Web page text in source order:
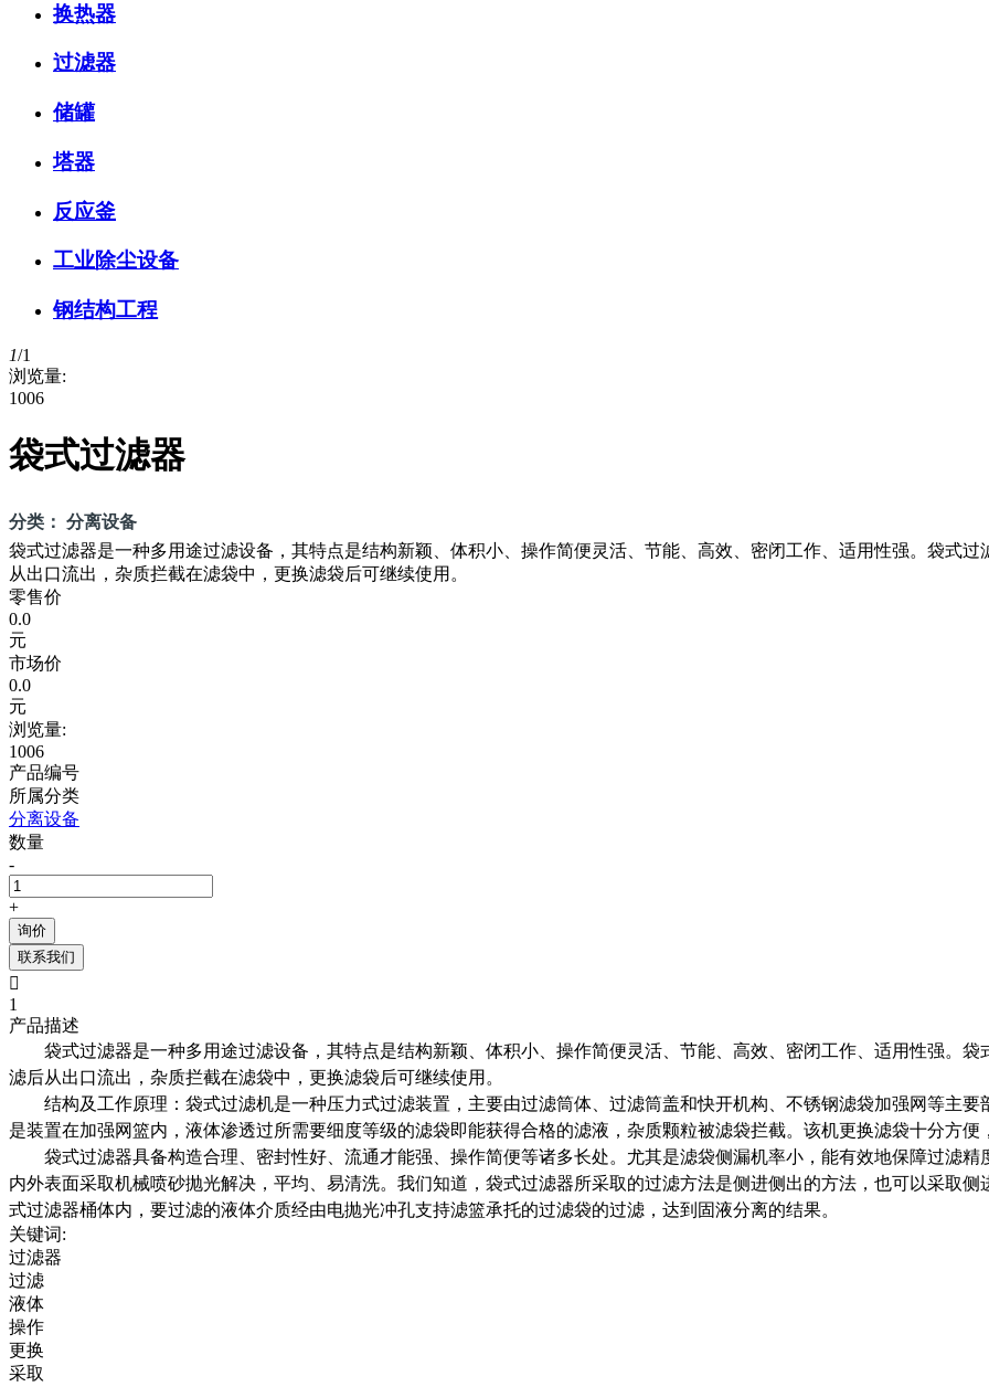
换热器
过滤器
储罐
塔器
反应釜
工业除尘设备
钢结构工程
1/1
浏览量:
1006
袋式过滤器
分类： 分离设备
袋式过滤器是一种多用途过滤设备，其特点是结构新颖、体积小、操作简便灵活、节能、高效、密闭工作、适用性强。袋式
从出口流出，杂质拦截在滤袋中，更换滤袋后可继续使用。
零售价
0.0
元
市场价
0.0
元
浏览量:
1006
产品编号
所属分类
分离设备
数量
-
+
询价
联系我们

1
产品描述
袋式过滤器是一种多用途过滤设备，其特点是结构新颖、体积小、操作简便灵活、节能、高效、密闭工作、适用性强。
滤后从出口流出，杂质拦截在滤袋中，更换滤袋后可继续使用。
结构及工作原理：袋式过滤机是一种压力式过滤装置，主要由过滤筒体、过滤筒盖和快开机构、不锈钢滤袋加强网等主
是装置在加强网篮内，液体渗透过所需要细度等级的滤袋即能获得合格的滤液，杂质颗粒被滤袋拦截。该机更换滤袋十分方便
袋式过滤器具备构造合理、密封性好、流通才能强、操作简便等诸多长处。尤其是滤袋侧漏机率小，能有效地保障过滤
内外表面采取机械喷砂抛光解决，平均、易清洗。我们知道，袋式过滤器所采取的过滤方法是侧进侧出的方法，也可以采取
式过滤器桶体内，要过滤的液体介质经由电抛光冲孔支持滤篮承托的过滤袋的过滤，达到固液分离的结果。
关键词:
过滤器
过滤
液体
操作
更换
采取